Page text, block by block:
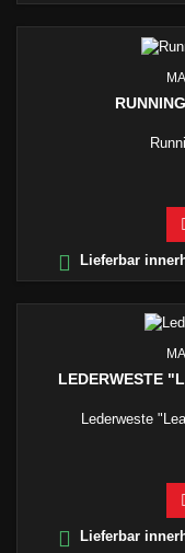
 Lieferbar
LEDERWESTE
Lederweste
 Lieferbar